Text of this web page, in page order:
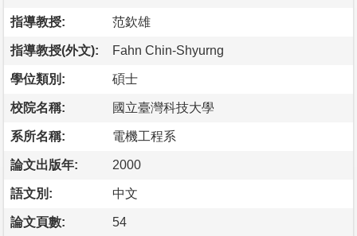
指導教授: 范欽雄
指導教授(外文): Fahn Chin-Shyurng
學位類別: 碩士
校院名稱: 國立臺灣科技大學
系所名稱: 電機工程系
論文出版年: 2000
語文別: 中文
論文頁數: 54